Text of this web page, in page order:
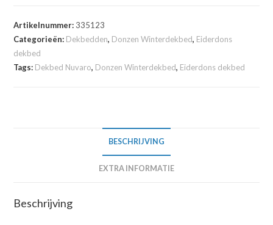
Artikelnummer: 335123
Categorieën: Dekbedden, Donzen Winterdekbed, Eiderdons
dekbed
Tags: Dekbed Nuvaro, Donzen Winterdekbed, Eiderdons dekbed
BESCHRIJVING
EXTRA INFORMATIE
Beschrijving